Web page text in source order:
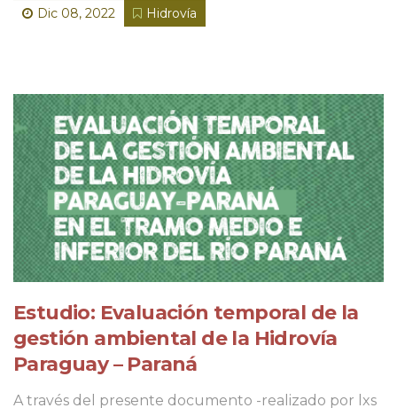
Dic 08, 2022 Hidrovía
Estudio: Evaluación temporal de la
gestión ambiental de la Hidrovía
Paraguay – Paraná
A través del presente documento -realizado por lxs